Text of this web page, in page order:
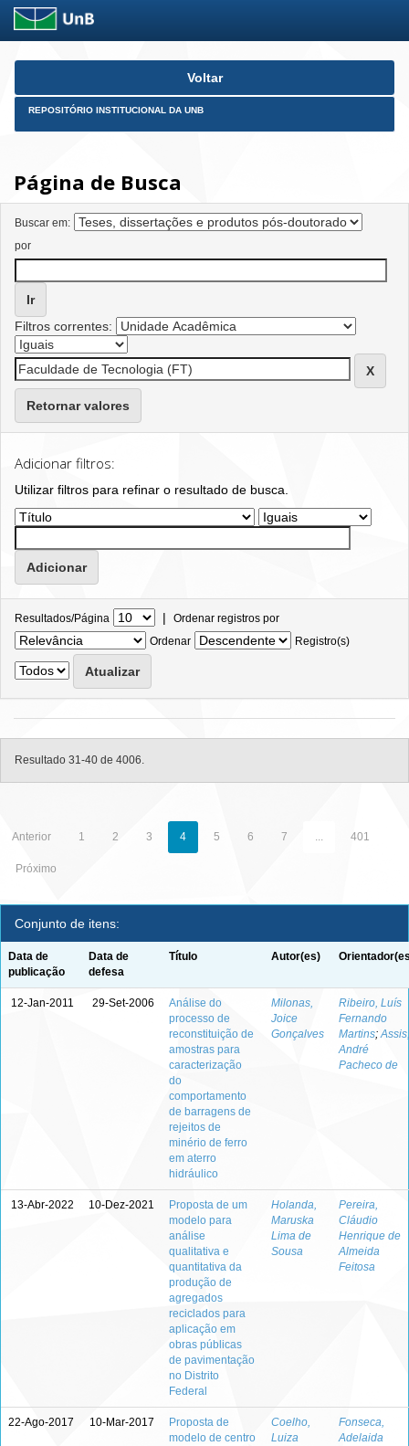
Skip
Voltar
REPOSITÓRIO INSTITUCIONAL DA UNB
Página de Busca
Buscar em:
por
Filtros correntes:
Retornar valores
Adicionar filtros:
Utilizar filtros para refinar o resultado de busca.
Resultados/Página | Ordenar registros por
Ordenar
Registro(s)
Resultado 31-40 de 4006.
Anterior 1 2 3 4 5 6 7 ... 401
Próximo
Conjunto de itens:
Data de
publicação
Data de
defesa
Título Autor(es)
12-Jan-2011 29-Set-2006
Análise do
processo de
reconstituição de
amostras para
caracterização
do
comportamento
de barragens de
rejeitos de
minério de ferro
em aterro
hidráulico
Milonas,
Joice
Gonçalves
Ribeiro, Luís
Fernando
Martins;Assis,
André
Pacheco de
13-Abr-2022 10-Dez-2021
Proposta de um
modelo para
análise
qualitativa e
quantitativa da
produção de
agregados
reciclados para
aplicação em
obras públicas
de pavimentação
no Distrito
Federal
Holanda,
Maruska
Lima de
Sousa
Pereira,
Cláudio
Henrique de
Almeida
Feitosa
22-Ago-2017 10-Mar-2017
Proposta de
modelo de centro
Coelho,
Luiza
Fonseca,
Adelaida